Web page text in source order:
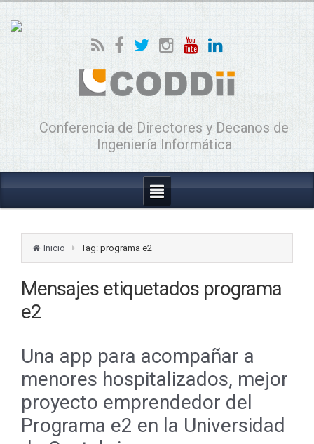
Conferencia de Directores y Decanos de
Ingeniería Informática
Inicio Tag: programa e2
Mensajes etiquetados programa
e2
Una app para acompañar a
menores hospitalizados, mejor
proyecto emprendedor del
Programa e2 en la Universidad